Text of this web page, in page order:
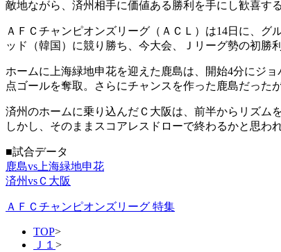
敵地ながら、済州相手に価値ある勝利を手にし歓喜す
ＡＦＣチャンピオンズリーグ（ＡＣＬ）は14日に、グ
ッド（韓国）に競り勝ち、今大会、Ｊリーグ勢の初勝
ホームに上海緑地申花を迎えた鹿島は、開始4分にジ
点ゴールを奪取。さらにチャンスを作った鹿島だった
済州のホームに乗り込んだＣ大阪は、前半からリズム
しかし、そのままスコアレスドローで終わるかと思わ
■試合データ
鹿島vs上海緑地申花
済州vsＣ大阪
ＡＦＣチャンピオンズリーグ 特集
TOP>
Ｊ１ >